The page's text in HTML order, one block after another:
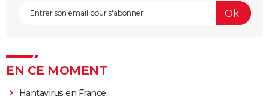
EN CE MOMENT
Hantavirus en France